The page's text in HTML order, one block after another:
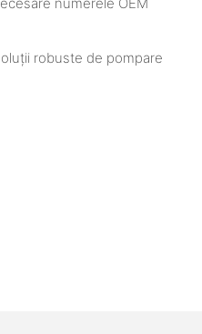
robuste de pompare